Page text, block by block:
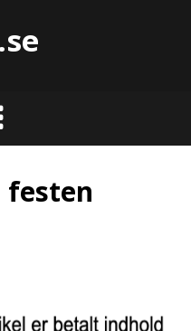
festen